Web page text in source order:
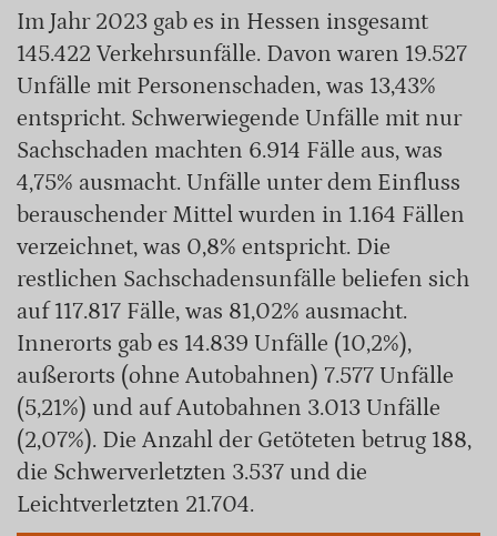
Im Jahr 2023 gab es in Hessen insgesamt
145.422 Verkehrsunfälle. Davon waren 19.527
Unfälle mit Personenschaden, was 13,43%
entspricht. Schwerwiegende Unfälle mit nur
Sachschaden machten 6.914 Fälle aus, was
4,75% ausmacht. Unfälle unter dem Einfluss
berauschender Mittel wurden in 1.164 Fällen
verzeichnet, was 0,8% entspricht. Die
restlichen Sachschadensunfälle beliefen sich
auf 117.817 Fälle, was 81,02% ausmacht.
Innerorts gab es 14.839 Unfälle (10,2%),
außerorts (ohne Autobahnen) 7.577 Unfälle
(5,21%) und auf Autobahnen 3.013 Unfälle
(2,07%). Die Anzahl der Getöteten betrug 188,
die Schwerverletzten 3.537 und die
Leichtverletzten 21.704.